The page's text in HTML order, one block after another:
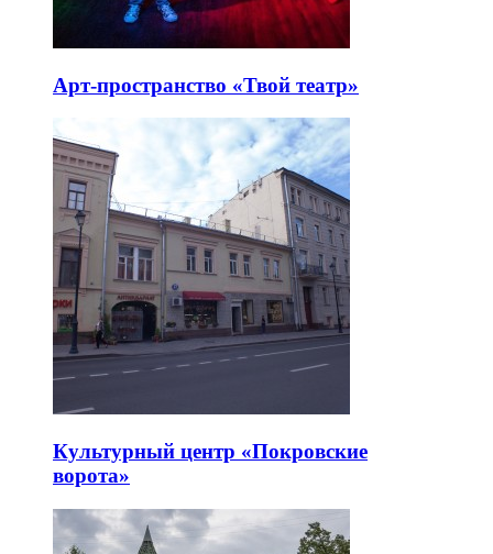
Арт-пространство «Твой театр»
Культурный центр «Покровские
ворота»